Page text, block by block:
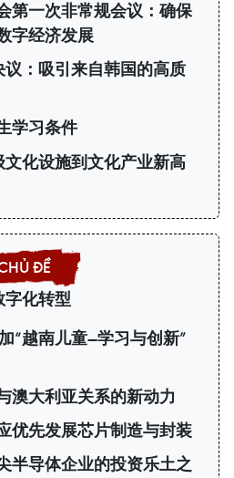
第一次非常规会议：确保
字经济发展
议：吸引来自韩国的高质
学习条件
文化设施到文化产业新高
字化转型
“越南儿童—学习与创新”
澳大利亚关系的新动力
优先发展芯片制造与封装
半导体企业的投资乐土之